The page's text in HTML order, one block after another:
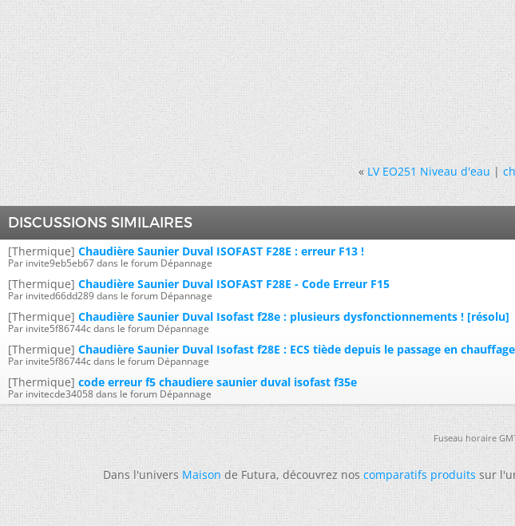
« LV EO251 Niveau d'eau|
DISCUSSIONS SIMILAIRES
[Thermique] Chaudière Saunier Duval ISOFAST F28E : erreur F13 !
Par invite9eb5eb67 dans le forum Dépannage
[Thermique] Chaudière Saunier Duval ISOFAST F28E - Code Erreur F15
Par invited66dd289 dans le forum Dépannage
[Thermique] Chaudière Saunier Duval Isofast f28e : plusieurs dysfonctionnements ! [résolu]
Par invite5f86744c dans le forum Dépannage
[Thermique] Chaudière Saunier Duval Isofast f28E : ECS tiède depuis le passage en
Par invite5f86744c dans le forum Dépannage
[Thermique] code erreur f5 chaudiere saunier duval isofast f35e
Par invitecde34058 dans le forum Dépannage
Fuseau horaire
Dans l'universMaisonde Futura, découvrez noscomparatifs produitssur